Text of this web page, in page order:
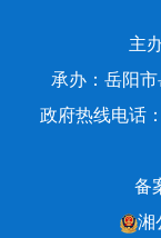
主
承办：岳阳
政府热线电话
备
湘